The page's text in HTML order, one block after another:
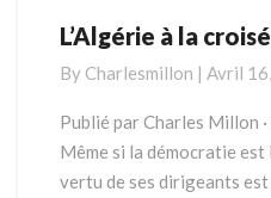
L’Algérie
la
croisée
chemins
L’Algérie à la
By Charlesmillon | Avril
Publié par Charles Millon
Même si la démocratie est
vertu de ses dirigeants